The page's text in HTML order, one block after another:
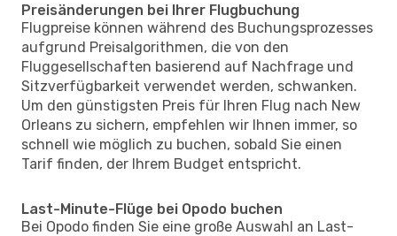
Preisänderungen bei Ihrer Flugbuchung
Flugpreise können während des Buchungsprozesses
aufgrund Preisalgorithmen, die von den
Fluggesellschaften basierend auf Nachfrage und
Sitzverfügbarkeit verwendet werden, schwanken.
Um den günstigsten Preis für Ihren Flug nach New
Orleans zu sichern, empfehlen wir Ihnen immer, so
schnell wie möglich zu buchen, sobald Sie einen
Tarif finden, der Ihrem Budget entspricht.
Last-Minute-Flüge bei Opodo buchen
Bei Opodo finden Sie eine große Auswahl an Last-